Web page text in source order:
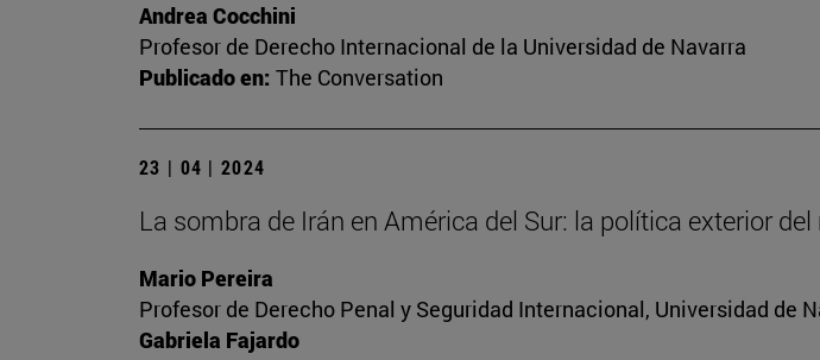
Andrea Cocchini
Profesor de Derecho Internacional de la Universidad de Navarra
Publicado en: The Conversation
23 | 04 | 2024
La sombra de Irán en América del Sur: la política exterior
Mario Pereira
Profesor de Derecho Penal y Seguridad Internacional, Universidad de
Gabriela Fajardo